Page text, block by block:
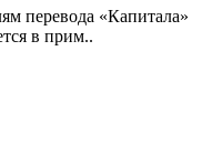
перевода «Капитала»
в прим..